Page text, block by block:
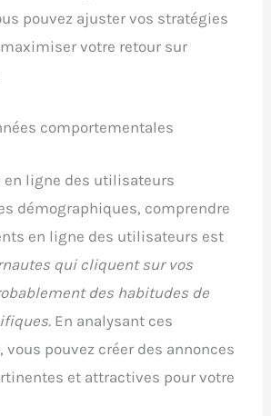
pouvez ajuster vos stratégies
votre retour sur
en ligne des utilisateurs
démographiques, comprendre
en ligne des utilisateurs est
qui cliquent sur vos
des habitudes de
En analysant ces
pouvez créer des annonces
et attractives pour votre